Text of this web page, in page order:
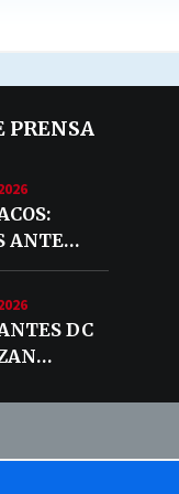
PRENSA
ANTE
DC
SOBRE